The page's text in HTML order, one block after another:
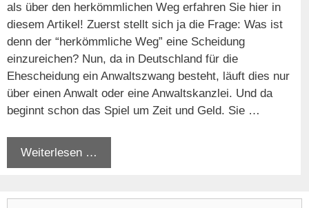
als über den herkömmlichen Weg erfahren Sie hier in
diesem Artikel! Zuerst stellt sich ja die Frage: Was ist
denn der “herkömmliche Weg” eine Scheidung
einzureichen? Nun, da in Deutschland für die
Ehescheidung ein Anwaltszwang besteht, läuft dies nur
über einen Anwalt oder eine Anwaltskanzlei. Und da
beginnt schon das Spiel um Zeit und Geld. Sie …
Weiterlesen …